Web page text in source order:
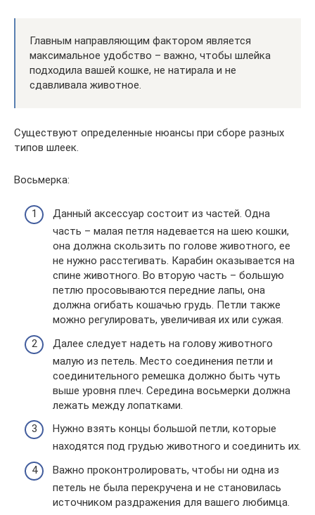
Главным направляющим фактором является
максимальное удобство – важно, чтобы шлейка
подходила вашей кошке, не натирала и не
сдавливала животное.
Существуют определенные нюансы при сборе разных
типов шлеек.
Восьмерка:
Данный аксессуар состоит из частей. Одна
часть – малая петля надевается на шею кошки,
она должна скользить по голове животного, ее
не нужно расстегивать. Карабин оказывается на
спине животного. Во вторую часть – большую
петлю просовываются передние лапы, она
должна огибать кошачью грудь. Петли также
можно регулировать, увеличивая их или сужая.
Далее следует надеть на голову животного
малую из петель. Место соединения петли и
соединительного ремешка должно быть чуть
выше уровня плеч. Середина восьмерки должна
лежать между лопатками.
Нужно взять концы большой петли, которые
находятся под грудью животного и соединить их.
Важно проконтролировать, чтобы ни одна из
петель не была перекручена и не становилась
источником раздражения для вашего любимца.